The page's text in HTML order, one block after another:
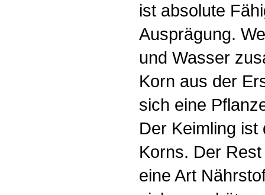
ist absolute
Ausprägung.
und Wasser
Korn aus der
sich eine
Der Keimling
Korns. Der
eine Art